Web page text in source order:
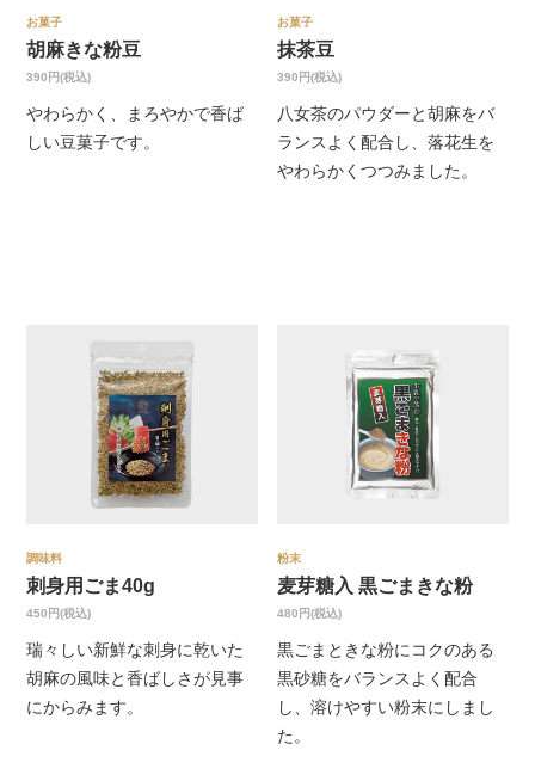
お菓子
胡麻きな粉豆
390円(税込)
やわらかく、まろやかで香ば
しい豆菓子です。
お菓子
抹茶豆
390円(税込)
八女茶のパウダーと胡麻をバ
ランスよく配合し、落花生を
やわらかくつつみました。
調味料
刺身用ごま40g
450円(税込)
瑞々しい新鮮な刺身に乾いた
胡麻の風味と香ばしさが見事
にからみます。
粉末
麦芽糖入 黒ごまきな粉
480円(税込)
黒ごまときな粉にコクのある
黒砂糖をバランスよく配合
し、溶けやすい粉末にしまし
た。